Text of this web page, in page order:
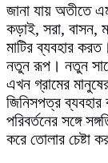
জানা যায় অতীতে
কড়াই, সরা, বাসন,
মাটির ব্যবহার
নতুন রূপ। নতুন
এখন গ্রামের
জিনিসপত্র
পরিবর্তনের সঙ্গে
করে তোলার চেষ্টা